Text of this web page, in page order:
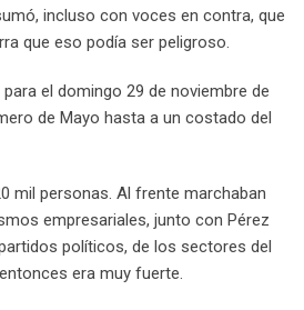
incluso con voces en contra, que
que eso podía ser peligroso.
el domingo 29 de noviembre de
de Mayo hasta a un costado del
mil personas. Al frente marchaban
empresariales, junto con Pérez
políticos, de los sectores del
era muy fuerte.